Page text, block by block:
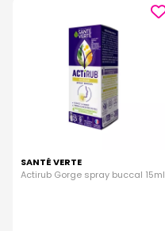
SANTÉ VERTE
Actirub Gorge spray buccal 15ml